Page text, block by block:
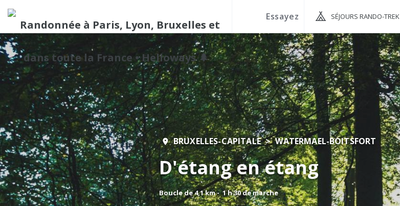
SÉJOURS RANDO-TREK
BRUXELLES-CAPITALE WATERMAEL-BOITSFORT
D'étang en étang
Boucle de 4,1 km - 1 h 30 de marche